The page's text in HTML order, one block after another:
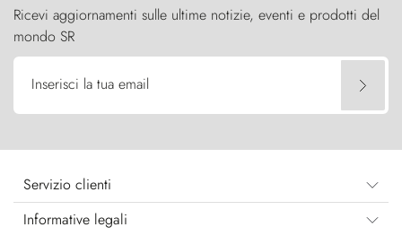
Ricevi aggiornamenti sulle ultime notizie, eventi e prodotti del
mondo SR
Inserisci la tua email
Servizio clienti
Informative legali